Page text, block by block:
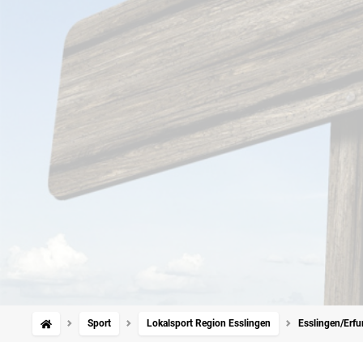
Sport Lokalsport Region Esslingen Esslingen/